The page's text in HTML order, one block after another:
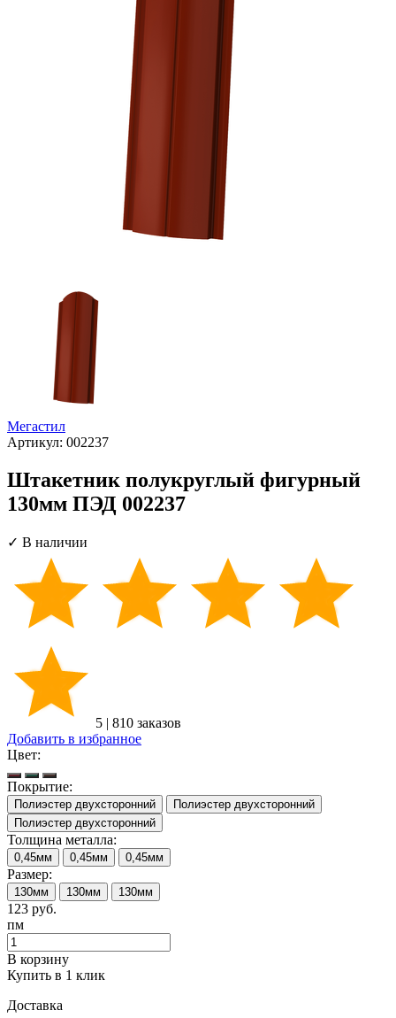
Мегастил
Артикул: 002237
Штакетник полукруглый фигурный
130мм ПЭД 002237
✓ В наличии
5 | 810 заказов
Добавить в избранное
Цвет:
Покрытие:
Полиэстер двухсторонний
Полиэстер двухсторонний
Полиэстер двухсторонний
Толщина металла:
0,45мм 0,45мм 0,45мм
Размер:
130мм 130мм 130мм
123 руб.
пм
В корзину
Купить в 1 клик
Доставка